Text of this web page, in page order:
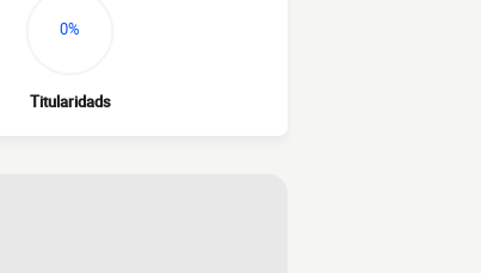
0%
Titularidads